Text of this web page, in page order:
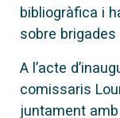
bibliogràfica i
sobre
A l’acte
comissaris
juntament